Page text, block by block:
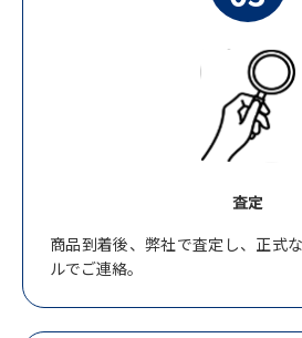
査定
商品到着後、弊社で査定し、正式
ルでご連絡。